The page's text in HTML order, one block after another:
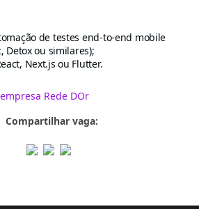
de testes end-to-end mobile
Detox ou similares);
Next.js ou Flutter.
Rede DOr
Compartilhar vaga: